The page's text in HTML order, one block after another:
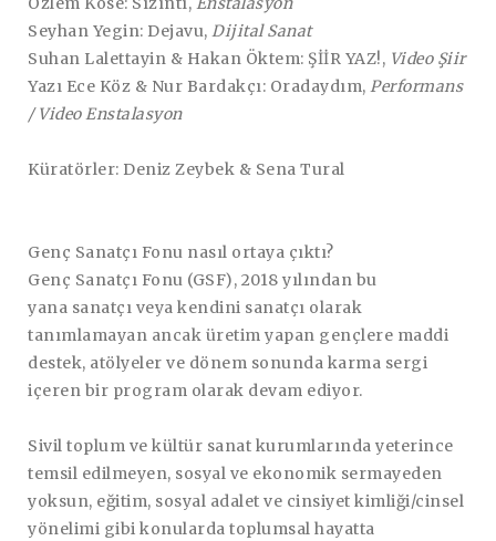
Seyhan Yegin: Dejavu, Dijital Sanat
Suhan Lalettayin & Hakan Öktem: ŞİİR YAZ!, Video Şiir
Yazı Ece Köz & Nur Bardakçı: Oradaydım, Performans
/ Video Enstalasyon
Küratörler: Deniz Zeybek & Sena Tural
Genç Sanatçı Fonu nasıl ortaya çıktı?
Genç Sanatçı Fonu (GSF), 2018 yılından bu
yana sanatçı veya kendini sanatçı olarak
tanımlamayan ancak üretim yapan gençlere maddi
destek, atölyeler ve dönem sonunda karma sergi
içeren bir program olarak devam ediyor.
Sivil toplum ve kültür sanat kurumlarında yeterince
temsil edilmeyen, sosyal ve ekonomik sermayeden
yoksun, eğitim, sosyal adalet ve cinsiyet kimliği/cinsel
yönelimi gibi konularda toplumsal hayatta